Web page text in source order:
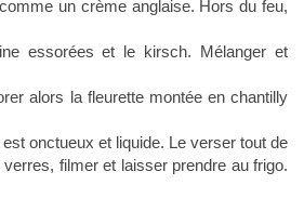
un crème anglaise. Hors du feu,
essorées et le kirsch. Mélanger et
alors la fleurette montée en chantilly
onctueux et liquide. Le verser tout de
filmer et laisser prendre au frigo.